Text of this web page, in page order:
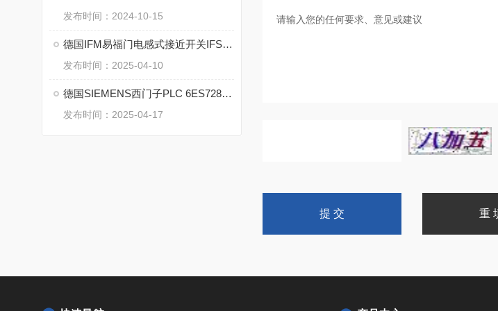
发布时间：2024-10-15
德国IFM易福门电感式接近开关IFS318的特点
发布时间：2025-04-10
德国SIEMENS西门子PLC 6ES7288-1ST20-0AA1 的特点
发布时间：2025-04-17